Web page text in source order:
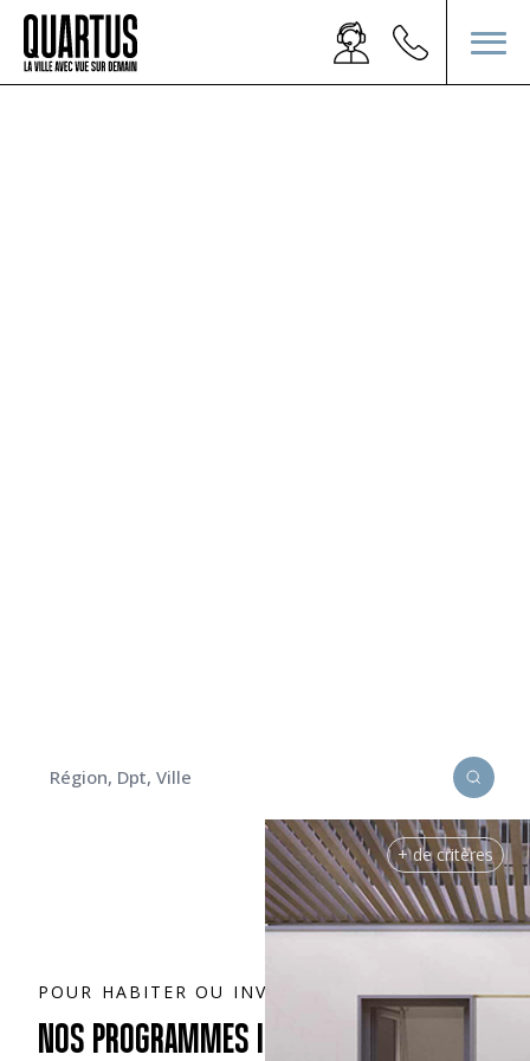
+ de critères
POUR HABITER OU INVESTIR
NOS PROGRAMMES IMMOBILIERS NEUFS